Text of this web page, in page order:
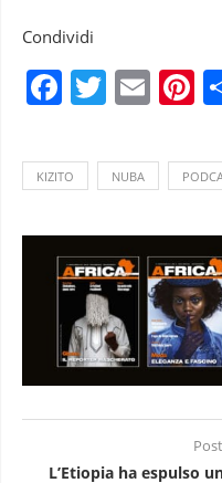
Condividi
Facebook
Twitter
KIZITO NUBA
L’Etiopia ha espulso